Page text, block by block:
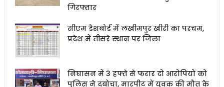
गिरफ्तार
सीएम डैशबोर्ड में लखीमपुर खीरी का परचम,
प्रदेश में तीसरे स्थान पर जिला
निघासन में 3 हफ्ते से फरार दो आरोपियों को
पुलिस ने दबोचा, मारपीट में युवक की मौत के